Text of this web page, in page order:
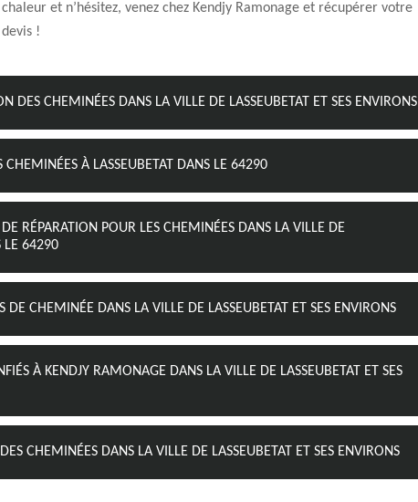
chaleur et n’hésitez, venez chez Kendjy Ramonage et récupérer votre
devis !
DES CHEMINÉES DANS LA VILLE DE LASSEUBETAT ET SES ENVIRONS
CHEMINÉES À LASSEUBETAT DANS LE 64290
RÉPARATION POUR LES CHEMINÉES DANS LA VILLE DE
LE 64290
DE CHEMINÉE DANS LA VILLE DE LASSEUBETAT ET SES ENVIRONS
À KENDJY RAMONAGE DANS LA VILLE DE LASSEUBETAT ET SES
CHEMINÉES DANS LA VILLE DE LASSEUBETAT ET SES ENVIRONS